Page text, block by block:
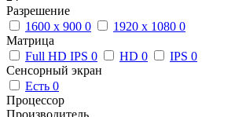
Разрешение
1600 x 900 0 1920 x 1080 0
Матрица
Full HD IPS 0 HD 0 IPS 0
Сенсорный экран
Есть 0
Процессор
Производитель